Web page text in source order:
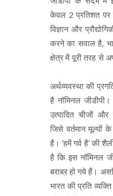
केवल 2 प्रतिशत
विज्ञान और
करने का सवाल है,
क्षेत्र में पूरी तरह से
अर्थव्यवस्था की
है नॉमिनल
उत्पादित चीजों
जिसे वर्तमान मूल्यों
है। ‘हमें गर्व है’ की
है कि इस नॉमिनल
बराबर हो गये हैं।
भारत की प्रति